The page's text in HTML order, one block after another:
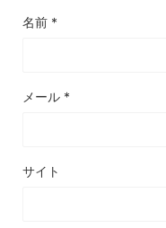
名前 *
メール *
サイト